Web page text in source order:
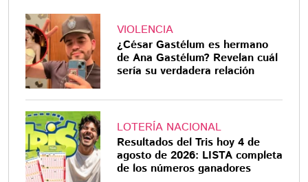
VIOLENCIA
¿César Gastélum es hermano
de Ana Gastélum? Revelan cuál
sería su verdadera relación
LOTERÍA NACIONAL
Resultados del Tris hoy 4 de
agosto de 2026: LISTA completa
de los números ganadores